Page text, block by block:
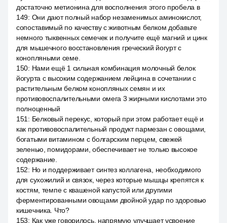
достаточно метионина для восполнения этого пробела в
149: Они дают полный набор незаменимых аминокислот,
сопоставимый по качеству с животным белком добавьте
немного тыквенных семечек и получите ещё магний и цинк
для мышечного восстановления греческий йогурт с
конопляными семе.
150: Нами ещё 1 сильная комбинация молочный белок
йогурта с высоким содержанием лейцина в сочетании с
растительным белком конопляных семян и их
противовоспалительными омега 3 жирными кислотами это
полноценный
151 : Белковый перекус, который при этом работает ещё и
как противовоспалительный продукт пармезан с овощами,
богатыми витамином с болгарским перцем, свежей
зеленью, помидорами, обеспечивает не только высокое
содержание.
152: Но и поддерживает синтез коллагена, необходимого
для сухожилий и связок, через которые мышцы крепятся к
костям, темпе с квашеной капустой или другими
ферментированными овощами двойной удар по здоровью
кишечника. Что?
153: Как уже говорилось, напрямую улучшает усвоение